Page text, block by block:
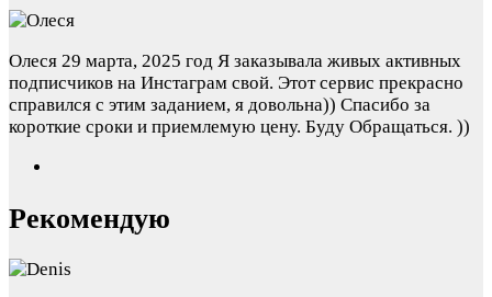
Олеся 29 марта, 2025 год Я заказывала живых активных
подписчиков на Инстаграм свой. Этот сервис прекрасно
справился с этим заданием, я довольна)) Спасибо за
короткие сроки и приемлемую цену. Буду Обращаться. ))
Рекомендую